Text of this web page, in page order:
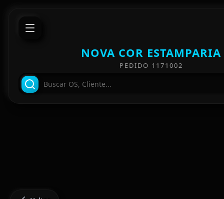
NOVA COR ESTAMPARIA
PEDIDO 1171002